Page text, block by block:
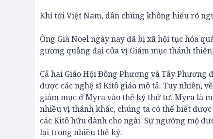
Khi tới Việt Nam, dân chúng không hiểu rõ
Ông Già Noel ngày nay đã bị xã hội tục hóa
gương quảng đại của vị Giám mục thánh
Cả hai Giáo Hội Ðông Phương và Tây
được các nghệ sĩ Kitô giáo mô tả. Tuy nhiên,
giám mục ở Myra vào thế kỷ thứ tư. Myra là
nhiều vị thánh khác, chúng ta có thể biết
các Kitô hữu dành cho ngài. Sự ngưỡng mộ
lại trong nhiều thế kỷ.